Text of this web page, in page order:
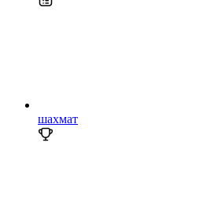
шахмат